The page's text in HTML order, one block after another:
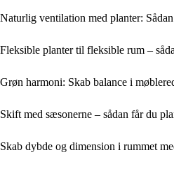
Naturlig ventilation med planter:
Fleksible planter til fleksible rum –
Grøn harmoni: Skab balance i
Skift med sæsonerne – sådan får du
Skab dybde og dimension i rummet